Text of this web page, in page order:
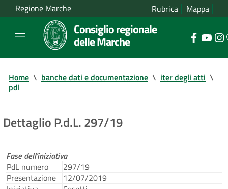
Regione Marche Rubrica Mappa
Consiglio regionale
delle Marche
Home \ banche dati e documentazione \ iter degli atti \
pdl
Dettaglio P.d.L. 297/19
Fase dell'iniziativa
PdL numero
297/19
Presentazione
12/07/2019